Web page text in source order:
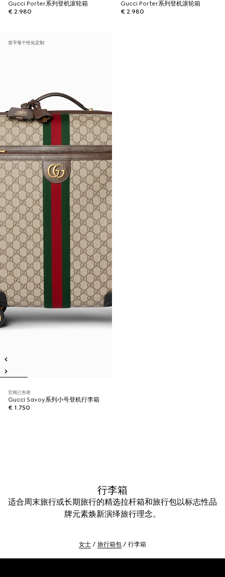
Gucci Porter系列登机滚轮箱
€ 2.980
Gucci Porter系列登机滚轮箱
€ 2.980
首字母个性化定制
官网已售罄
Gucci Savoy系列小号登机行李箱
€ 1.750
行李箱
适合周末旅行或长期旅行的精选拉杆箱和旅行包以标志性品
牌元素焕新演绎旅行理念。
女士 旅行箱包 行李箱